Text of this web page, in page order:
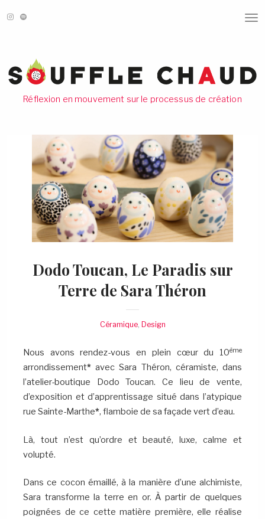
T
N
A
Réflexion en mouvement sur le processus de création
Dodo Toucan, Le Paradis sur
Terre de SaraThéron
Céramique, Design
Nous avons rendez-vous en plein cœur du 10ème
arrondissement* avec Sara Théron, céramiste, dans
l’atelier-boutique Dodo Toucan. Ce lieu de vente,
d’exposition et d’apprentissage situé dans l’atypique
rue Sainte-Marthe*, flamboie de sa façade vert d’eau.
Là, tout n’est qu’ordre et beauté, luxe, calme et
volupté.
Dans ce cocon émaillé, à la manière d’une alchimiste,
Sara transforme la terre en or. À partir de quelques
poignées de ce cette matière première, elle réalise